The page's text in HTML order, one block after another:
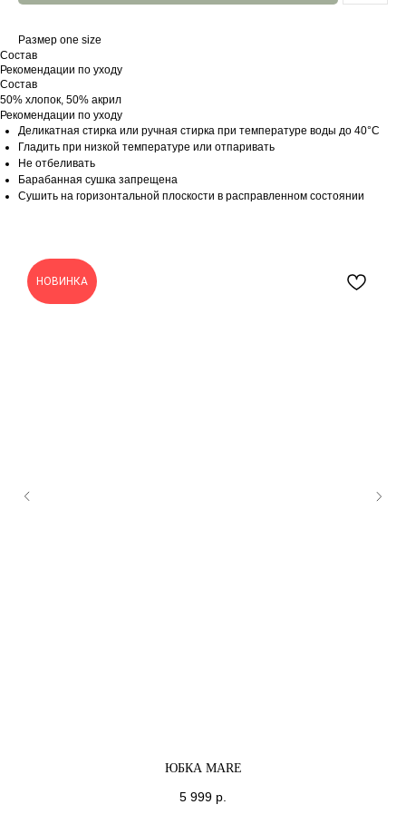
Размер one size
Состав
Рекомендации по уходу
Состав
50% хлопок, 50% акрил
Рекомендации по уходу
Деликатная стирка или ручная стирка при температуре воды до 40°C
Гладить при низкой температуре или отпаривать
Не отбеливать
Барабанная сушка запрещена
Сушить на горизонтальной плоскости в расправленном состоянии
НОВИНКА
ЮБКА MARE
5 999 р.